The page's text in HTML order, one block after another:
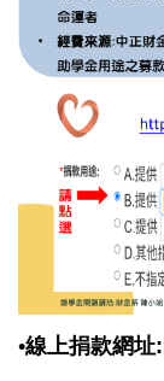
•線上捐款網址: